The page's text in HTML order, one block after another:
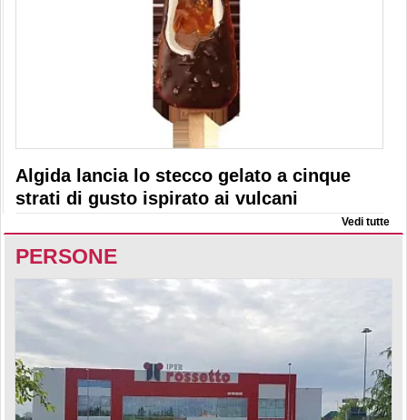
Algida lancia lo stecco gelato a cinque
strati di gusto ispirato ai vulcani
Vedi tutte
PERSONE